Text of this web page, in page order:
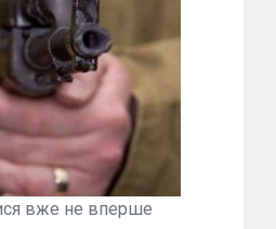
вже не вперше